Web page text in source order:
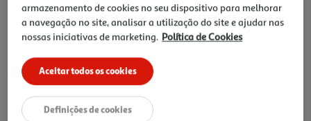
armazenamento de cookies no seu dispositivo para melhorar
a navegação no site, analisar a utilização do site e ajudar nas
nossas iniciativas de marketing. Política de Cookies
Aceitar todos os cookies
Definições de cookies